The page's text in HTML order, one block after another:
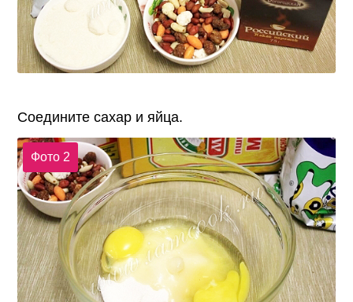
Соедините сахар и яйца.
Фото 2